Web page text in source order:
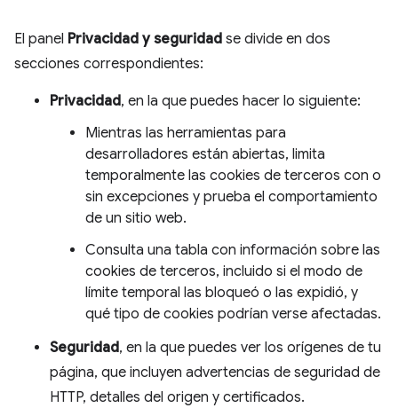
El panel Privacidad y seguridad se divide en dos
secciones correspondientes:
Privacidad, en la que puedes hacer lo siguiente:
Mientras las herramientas para
desarrolladores están abiertas, limita
temporalmente las cookies de terceros con o
sin excepciones y prueba el comportamiento
de un sitio web.
Consulta una tabla con información sobre las
cookies de terceros, incluido si el modo de
límite temporal las bloqueó o las expidió, y
qué tipo de cookies podrían verse afectadas.
Seguridad, en la que puedes ver los orígenes de tu
página, que incluyen advertencias de seguridad de
HTTP, detalles del origen y certificados.